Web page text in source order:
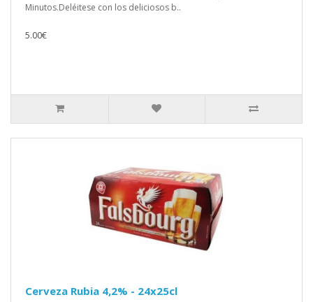
Minutos.Deléitese con los deliciosos b..
5.00€
Cerveza Rubia 4,2% - 24x25cl